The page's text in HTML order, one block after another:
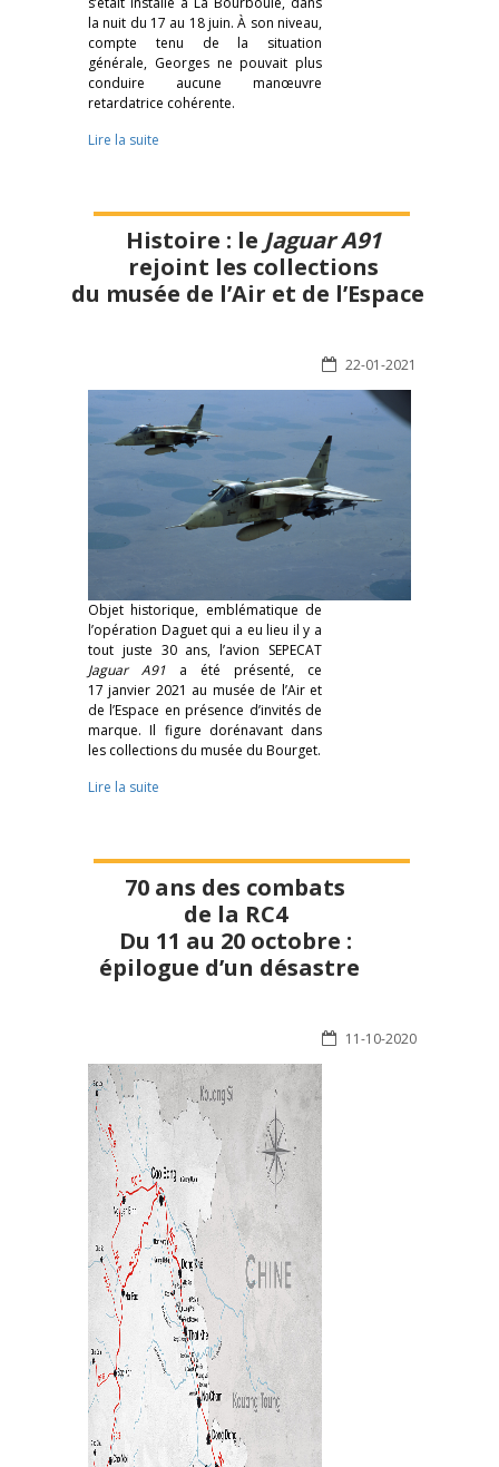
la nuit du 17 au 18 juin. À son niveau,
compte tenu de la situation
générale, Georges ne pouvait plus
conduire aucune manœuvre
retardatrice cohérente.
Lire la suite
Histoire : le Jaguar A91
rejoint les collections
du musée de l’Air et de l’Espace
22-01-2021
Objet historique, emblématique de
l’opération Daguet qui a eu lieu il y a
tout juste 30 ans, l’avion SEPECAT
Jaguar A91 a été présenté, ce
17 janvier 2021 au musée de l’Air et
de l’Espace en présence d’invités de
marque. Il figure dorénavant dans
les collections du musée du Bourget.
Lire la suite
70 ans des combats
de la RC4
Du 11 au 20 octobre :
épilogue d’un désastre
11-10-2020